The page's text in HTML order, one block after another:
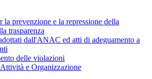
la prevenzione e la repressione della
trasparenza
dall'ANAC ed atti di adeguamento a
delle violazioni
e Organizzazione